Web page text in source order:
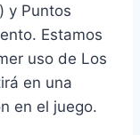
y Puntos
Estamos
uso de Los
en una
en el juego.